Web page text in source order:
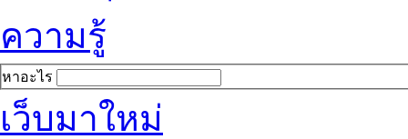
ความรู้
หาอะไร
เว็บมาใหม่